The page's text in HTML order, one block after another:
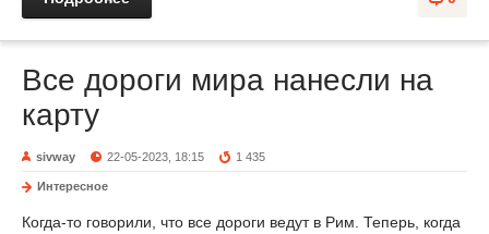
Все дороги мира нанесли на
карту
sivway 22-05-2023, 18:15 1 435
Интересное
Когда-то говорили, что все дороги ведут в Рим. Теперь, когда